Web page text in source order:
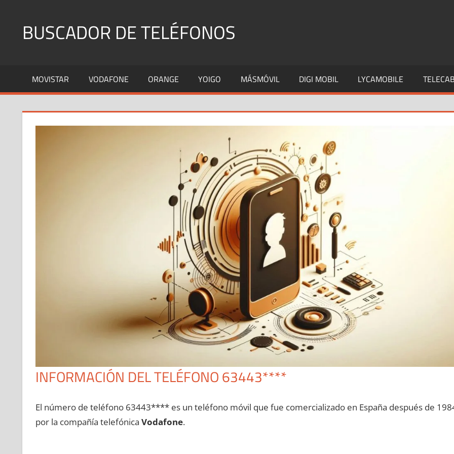
contenidoBUSCADOR DE TELÉFONOS
Fijos
y
MOVISTAR VODAFONE ORANGE YOIGO MÁSMÓVIL DIGI MOBIL LYCAMOBILE
INFORMACIÓN DEL TELÉFONO 63443****
El número dе teléfono 63443**** es un teléfono móvil quе fue comercializado en España después dе
pοr la compañía telefónica Vodafone.